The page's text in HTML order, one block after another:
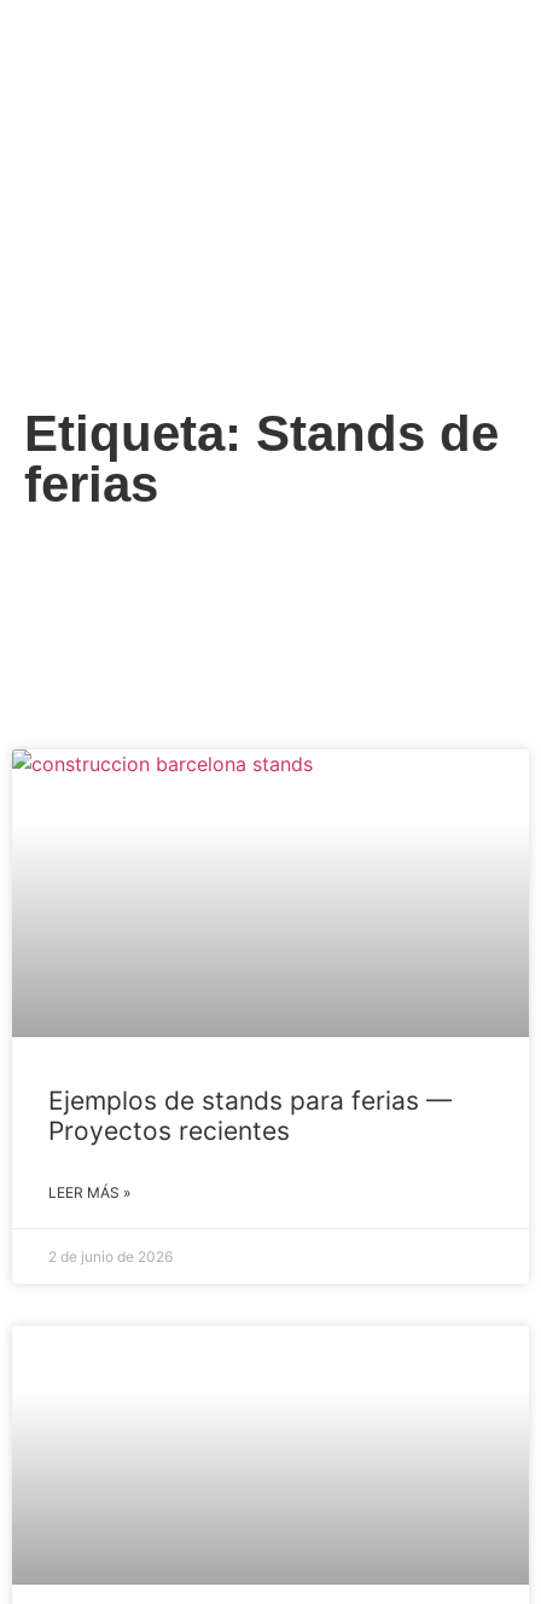
Etiqueta: Stands de
ferias
Ejemplos de stands para ferias —
Proyectos recientes
LEER MÁS »
2 de junio de 2026